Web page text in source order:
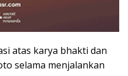
atas karya bhakti dan
selama menjalankan